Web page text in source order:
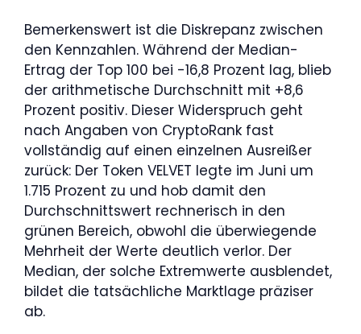
Bemerkenswert ist die Diskrepanz zwischen
den Kennzahlen. Während der Median-
Ertrag der Top 100 bei -16,8 Prozent lag, blieb
der arithmetische Durchschnitt mit +8,6
Prozent positiv. Dieser Widerspruch geht
nach Angaben von CryptoRank fast
vollständig auf einen einzelnen Ausreißer
zurück: Der Token VELVET legte im Juni um
1.715 Prozent zu und hob damit den
Durchschnittswert rechnerisch in den
grünen Bereich, obwohl die überwiegende
Mehrheit der Werte deutlich verlor. Der
Median, der solche Extremwerte ausblendet,
bildet die tatsächliche Marktlage präziser
ab.